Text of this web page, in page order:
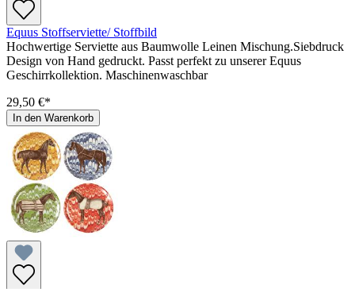
Equus Stoffserviette/ Stoffbild
Hochwertige Serviette aus Baumwolle Leinen Mischung.Siebdruck
Design von Hand gedruckt. Passt perfekt zu unserer Equus
Geschirrkollektion. Maschinenwaschbar
29,50 €*
In den Warenkorb